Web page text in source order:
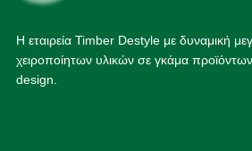
Η εταιρεία Timber Destyle με δυναμική
χειροποίητων υλικών σε γκάμα προϊόντων
design.